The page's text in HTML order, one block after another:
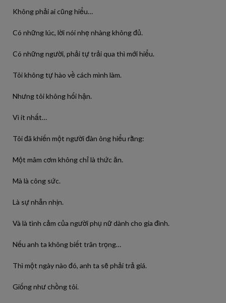
Không phải ai cũng hiểu…
Có những lúc, lời nói nhẹ nhàng không đủ.
Có những người, phải tự trải qua thì mới hiểu.
Tôi không tự hào về cách mình làm.
Nhưng tôi không hối hận.
Vì ít nhất…
Tôi đã khiến một người đàn ông hiểu rằng:
Một mâm cơm không chỉ là thức ăn.
Mà là công sức.
Là sự nhẫn nhịn.
Và là tình cảm của người phụ nữ dành cho gia đình.
Nếu anh ta không biết trân trọng…
Thì một ngày nào đó, anh ta sẽ phải trả giá.
Giống như chồng tôi.